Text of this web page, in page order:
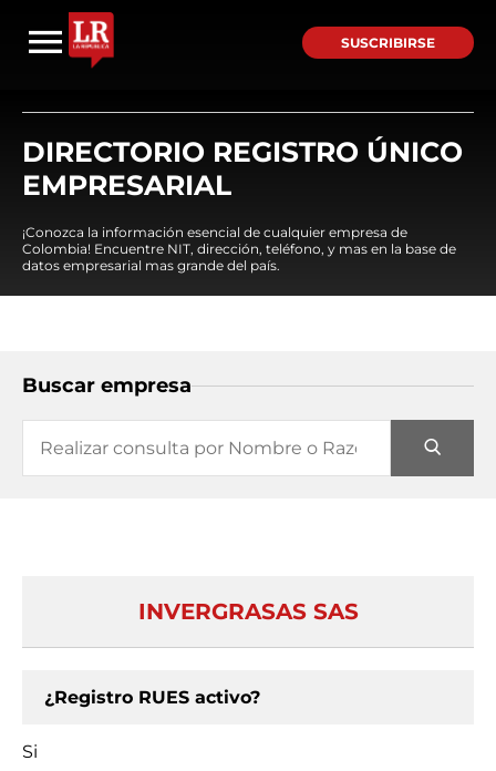
SUSCRIBIRSE
DIRECTORIO REGISTRO ÚNICO
EMPRESARIAL
¡Conozca la información esencial de cualquier empresa de
Colombia! Encuentre NIT, dirección, teléfono, y mas en la base de
datos empresarial mas grande del país.
Buscar empresa
INVERGRASAS SAS
¿Registro RUES activo?
Si